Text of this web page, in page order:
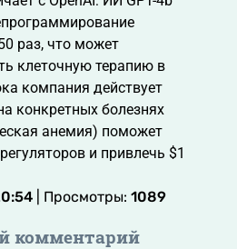
раз, что может
клеточную терапию в
компания действует
конкретных болезнях
анемия) поможет
и привлечь $1
| Просмотры: 1089
комментарий